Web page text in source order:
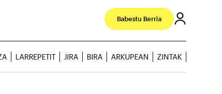
Babestu Berria
LARREPETIT JIRA BIRA ARKUPEAN ZINTAK